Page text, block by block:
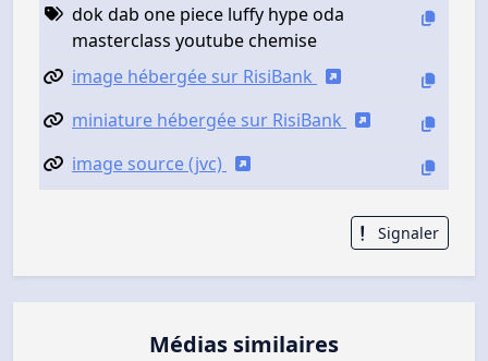
dok dab one piece luffy hype oda
masterclass youtube chemise
image hébergée sur RisiBank
miniature hébergée sur RisiBank
image source (jvc)
Signaler
Médias similaires